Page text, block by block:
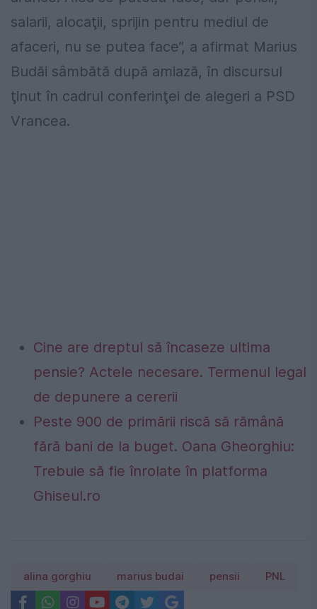
salarii, alocaţii, sprijin pentru mediul de
afaceri, nu se putea face”, a afirmat Marius
Budăi sâmbătă după amiază, în discursul
ţinut în cadrul conferinţei de alegeri a PSD
Vrancea.
Cine are dreptul să încaseze ultima
pensie? Actele necesare. Termenul legal
de depunere a cererii
Peste 900 de primării riscă să rămână
fără bani de la buget. Oana Gheorghiu:
Trebuie să fie înrolate în platforma
Ghiseul.ro
alina gorghiu marius budai pensii PNL